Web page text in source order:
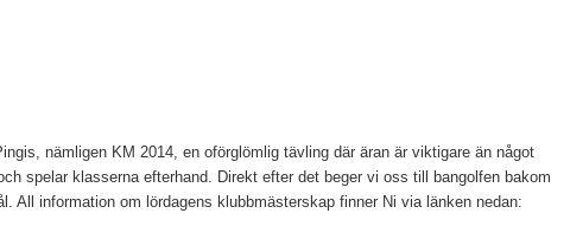
nämligen KM 2014, en oförglömlig tävling där äran är viktigare än något
spelar klasserna efterhand. Direkt efter det beger vi oss till bangolfen bakom
All information om lördagens klubbmästerskap finner Ni via länken nedan: